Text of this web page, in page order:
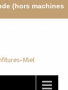
(hors machines